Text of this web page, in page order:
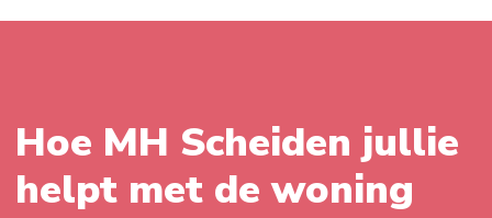
Hoe MH Scheiden jullie
helpt met de woning